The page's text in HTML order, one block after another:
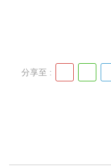
分享至 :